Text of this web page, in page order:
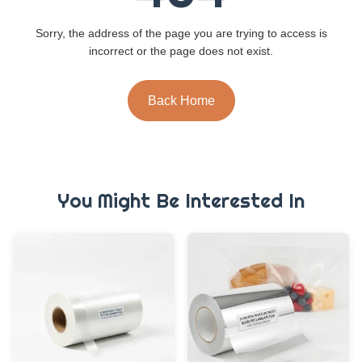
Sorry, the address of the page you are trying to access is
incorrect or the page does not exist.
Back Home
You Might Be Interested In